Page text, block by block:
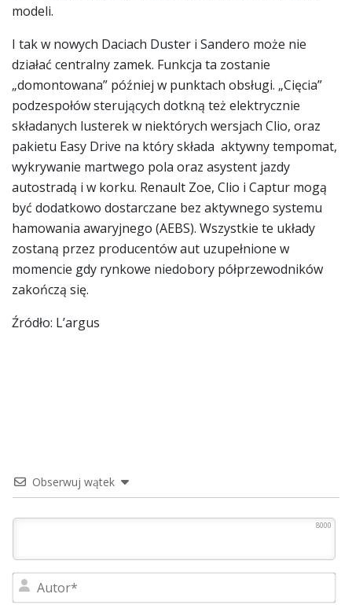
modeli.
I tak w nowych Daciach Duster i Sandero może nie
działać centralny zamek. Funkcja ta zostanie
„domontowana” później w punktach obsługi. „Cięcia”
podzespołów sterujących dotkną też elektrycznie
składanych lusterek w niektórych wersjach Clio, oraz
pakietu Easy Drive na który składa aktywny tempomat,
wykrywanie martwego pola oraz asystent jazdy
autostradą i w korku. Renault Zoe, Clio i Captur mogą
być dodatkowo dostarczane bez aktywnego systemu
hamowania awaryjnego (AEBS). Wszystkie te układy
zostaną przez producentów aut uzupełnione w
momencie gdy rynkowe niedobory półprzewodników
zakończą się.
Źródło: L’argus
Obserwuj wątek
8000